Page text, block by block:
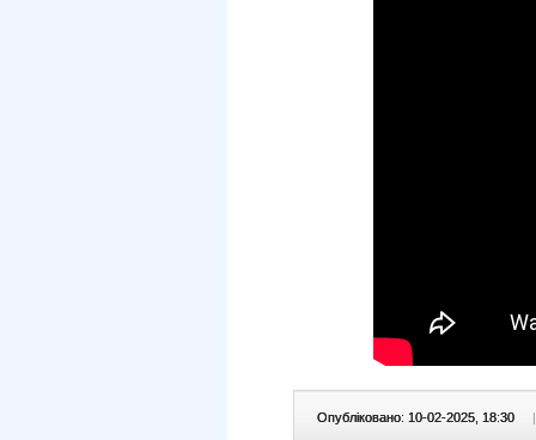
Опубліковано: 10-02-2025, 18:30 |